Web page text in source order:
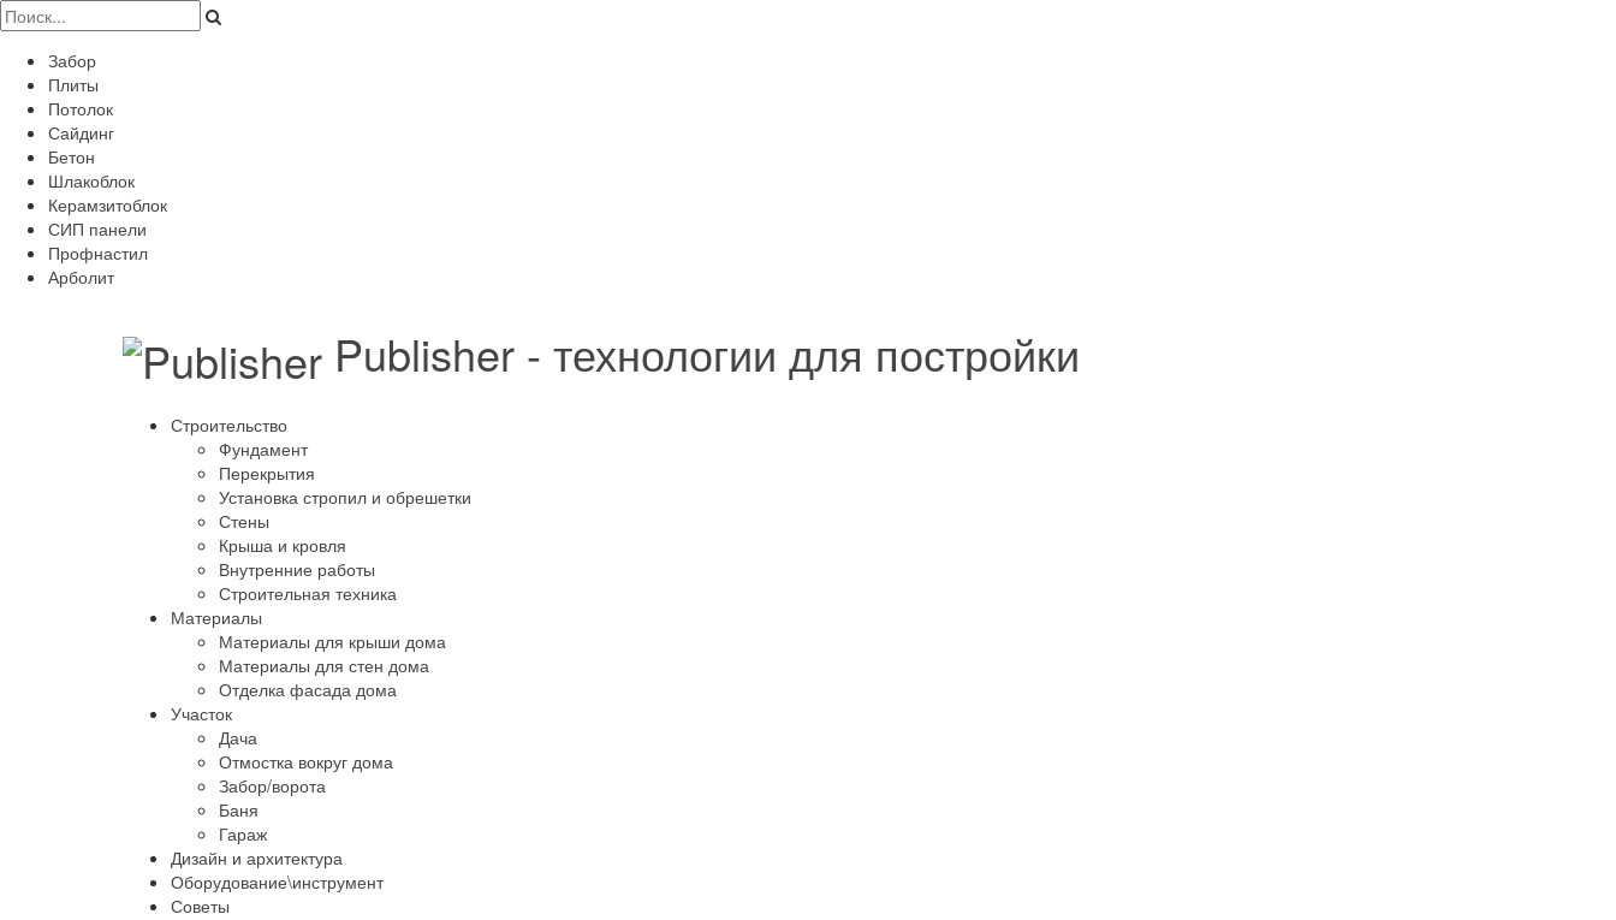
Забор
Плиты
Потолок
Сайдинг
Бетон
Шлакоблок
Керамзитоблок
СИП панели
Профнастил
Арболит
Publisher - технологии для постройки
Строительство
Фундамент
Перекрытия
Установка стропил и обрешетки
Стены
Крыша и кровля
Внутренние работы
Строительная техника
Материалы
Материалы для крыши дома
Материалы для стен дома
Отделка фасада дома
Участок
Дача
Отмостка вокруг дома
Забор/ворота
Баня
Гараж
Дизайн и архитектура
Оборудование\инструмент
Советы